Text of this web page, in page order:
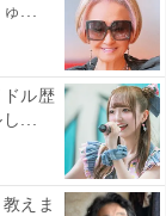
ゅ...
ル歴
し...
えま